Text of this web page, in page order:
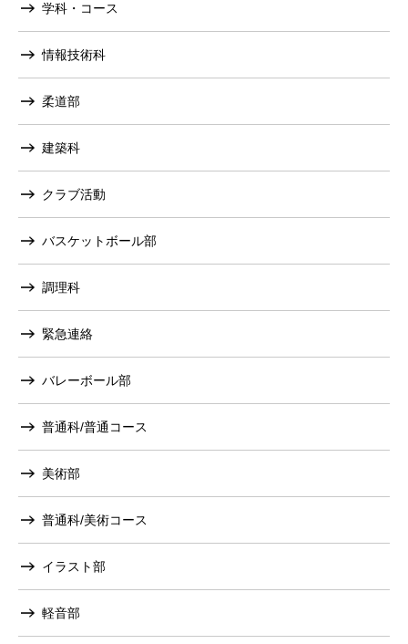
学科・コース
情報技術科
柔道部
建築科
クラブ活動
バスケットボール部
調理科
緊急連絡
バレーボール部
普通科/普通コース
美術部
普通科/美術コース
イラスト部
軽音部